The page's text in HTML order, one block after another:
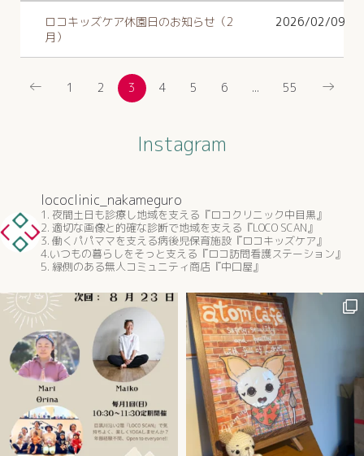
ロコキッズケア休園日のお知らせ（2
月）
2026/02/09
← 1 2 3 4 5 6 ... 55 →
Instagram
lococlinic_nakameguro
1. 夜間土日も診療し地域を支える『ロコクリニック中目黒』
2. 適切な画像と的確な診断で地域を支える『LOCO SCAN』
3. 働くパパママを支える病後児保育施設『ロコキッズケア』
4.いつもの暮らしをそっと支える『ロコ訪問看護ステーション』
5. 縁側のある無人コミュニティ商店『中口屋』